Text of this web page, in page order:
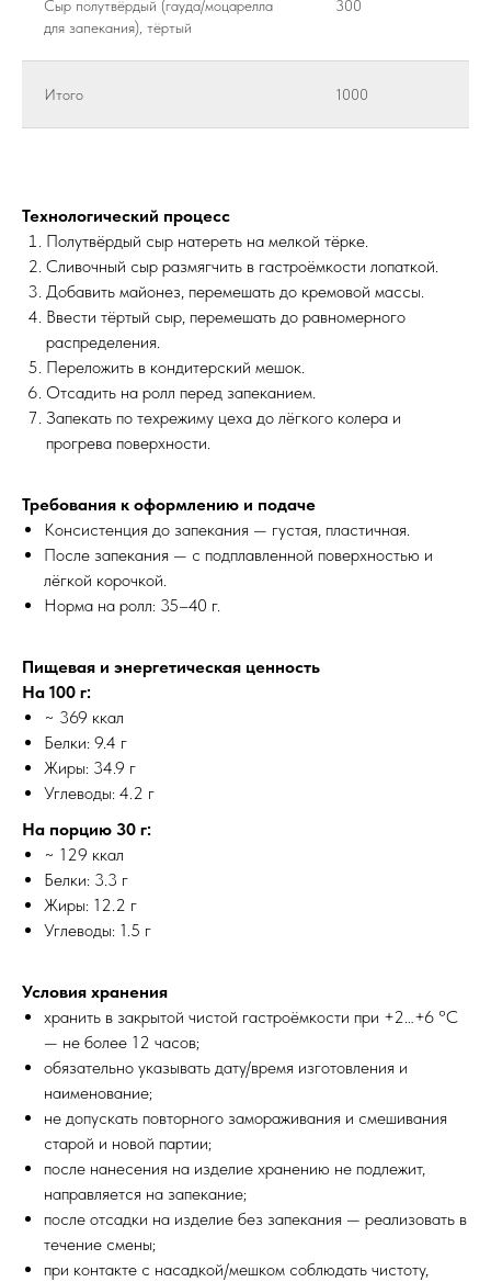
Сыр полутвёрдый (гауда/моцарелла
для запекания), тёртый
300
Итого 1000
Технологический процесс
Полутвёрдый сыр натереть на мелкой тёрке.
Сливочный сыр размягчить в гастроёмкости лопаткой.
Добавить майонез, перемешать до кремовой массы.
Ввести тёртый сыр, перемешать до равномерного
распределения.
Переложить в кондитерский мешок.
Отсадить на ролл перед запеканием.
Запекать по техрежиму цеха до лёгкого колера и
прогрева поверхности.
Требования к оформлению и подаче
Консистенция до запекания — густая, пластичная.
После запекания — с подплавленной поверхностью и
лёгкой корочкой.
Норма на ролл: 35–40 г.
Пищевая и энергетическая ценность
На 100 г:
~ 369 ккал
Белки: 9.4 г
Жиры: 34.9 г
Углеводы: 4.2 г
На порцию 30 г:
~ 129 ккал
Белки: 3.3 г
Жиры: 12.2 г
Углеводы: 1.5 г
Условия хранения
хранить в закрытой чистой гастроёмкости при +2…+6 °C
— не более 12 часов;
обязательно указывать дату/время изготовления и
наименование;
не допускать повторного замораживания и смешивания
старой и новой партии;
после нанесения на изделие хранению не подлежит,
направляется на запекание;
после отсадки на изделие без запекания — реализовать в
течение смены;
при контакте с насадкой/мешком соблюдать чистоту,